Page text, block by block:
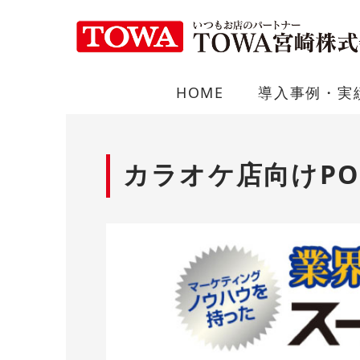
HOME 導入事例・実
カラオケ店向け